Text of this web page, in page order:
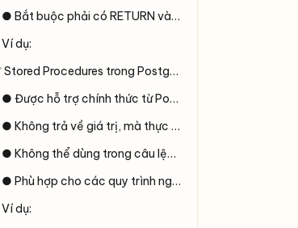
● Bắt buộc phải có RETURN và thường được dùng để tính toán, kiểm tra logic, hoặc lấy dữ liệu.
Ví dụ:
✅ Stored Procedures trong PostgreSQL
● Được hỗ trợ chính thức từ PostgreSQL 11 trở đi.
● Không trả về giá trị, mà thực hiện các thao tác như thay đổi dữ liệu, gọi transaction (COMMIT, ROLLBACK).
● Không thể dùng trong câu lệnh SELECT.
● Phù hợp cho các quy trình nghiệp vụ phức tạp.
Ví dụ: